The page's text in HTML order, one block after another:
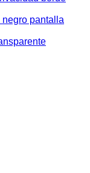
negro pantalla